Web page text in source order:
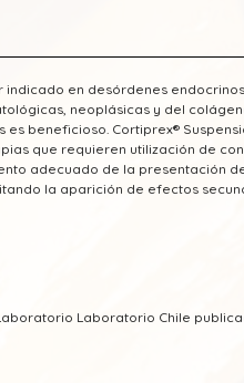
en desórdenes
neoplásicas y del
beneficioso. Cortiprex®
que requieren utilización de
adecuado de la presentación
la aparición de efectos
Laboratorio Chile